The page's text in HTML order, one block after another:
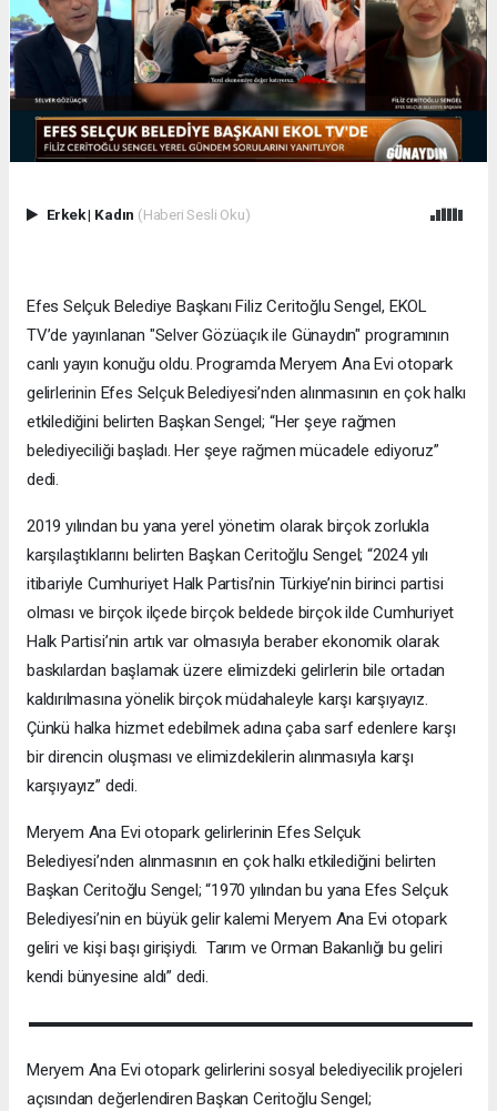
Erkek| Kadın (Haberi Sesli Oku)
Efes Selçuk Belediye Başkanı Filiz Ceritoğlu Sengel, EKOL
TV’de yayınlanan "Selver Gözüaçık ile Günaydın" programının
canlı yayın konuğu oldu. Programda Meryem Ana Evi otopark
gelirlerinin Efes Selçuk Belediyesi’nden alınmasının en çok halkı
etkilediğini belirten Başkan Sengel; “Her şeye rağmen
belediyeciliği başladı. Her şeye rağmen mücadele ediyoruz”
dedi.
2019 yılından bu yana yerel yönetim olarak birçok zorlukla
karşılaştıklarını belirten Başkan Ceritoğlu Sengel; “2024 yılı
itibariyle Cumhuriyet Halk Partisi’nin Türkiye’nin birinci partisi
olması ve birçok ilçede birçok beldede birçok ilde Cumhuriyet
Halk Partisi’nin artık var olmasıyla beraber ekonomik olarak
baskılardan başlamak üzere elimizdeki gelirlerin bile ortadan
kaldırılmasına yönelik birçok müdahaleyle karşı karşıyayız.
Çünkü halka hizmet edebilmek adına çaba sarf edenlere karşı
bir direncin oluşması ve elimizdekilerin alınmasıyla karşı
karşıyayız” dedi.
Meryem Ana Evi otopark gelirlerinin Efes Selçuk
Belediyesi’nden alınmasının en çok halkı etkilediğini belirten
Başkan Ceritoğlu Sengel; “1970 yılından bu yana Efes Selçuk
Belediyesi’nin en büyük gelir kalemi Meryem Ana Evi otopark
geliri ve kişi başı girişiydi. Tarım ve Orman Bakanlığı bu geliri
kendi bünyesine aldı” dedi.
Meryem Ana Evi otopark gelirlerini sosyal belediyecilik projeleri
açısından değerlendiren Başkan Ceritoğlu Sengel;